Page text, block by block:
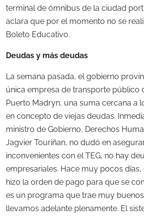
terminal de ómnibus de la ciudad
aclara que por el momento no se
Boleto Educativo.
Deudas y más deudas
La semana pasada, el gobierno
única empresa de transporte público
Puerto Madryn, una suma cercana a
en concepto de viejas deudas.
ministro de Gobierno, Derechos
Jagvier Touriñan, no dudó en
inconvenientes con el TEG, no hay
empresariales. Hace muy pocos días,
hizo la orden de pago para que se
es un programa que trae muy
llevamos adelante plenamente. El